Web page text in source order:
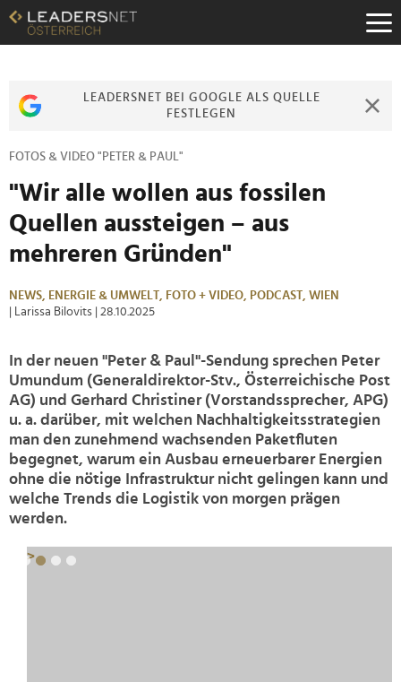
Zum
Inhalt
Zur
Zur
LEADERSNET BEI GOOGLE ALS QUELLE
FESTLEGEN
FOTOS & VIDEO "PETER & PAUL"
"Wir alle wollen aus fossilen
Quellen aussteigen – aus
mehreren Gründen"
NEWS, ENERGIE & UMWELT, FOTO + VIDEO, PODCAST, WIEN
| Larissa Bilovits
| 28.10.2025
In der neuen "Peter & Paul"-Sendung sprechen Peter
Umundum (Generaldirektor-Stv., Österreichische Post
AG) und Gerhard Christiner (Vorstandssprecher, APG)
u. a. darüber, mit welchen Nachhaltigkeitsstrategien
man den zunehmend wachsenden Paketfluten
begegnet, warum ein Ausbau erneuerbarer Energien
ohne die nötige Infrastruktur nicht gelingen kann und
welche Trends die Logistik von morgen prägen
werden.